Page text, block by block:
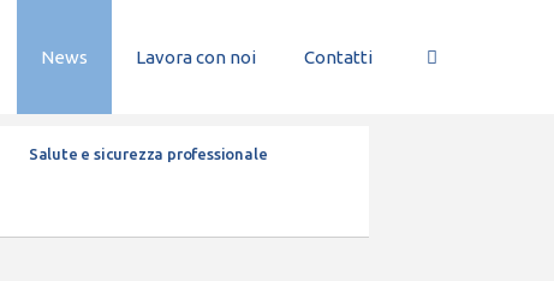
News Lavora con noi Contatti
Salute e sicurezza professionale